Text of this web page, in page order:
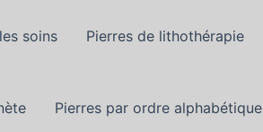
soins Pierres de lithothérapie
Pierres par ordre alphabétique